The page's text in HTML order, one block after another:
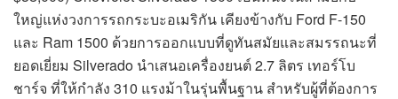
ใหญ่แห่งวงการรถกระบะอเมริกัน เคียงข้างกับ Ford F-150
และ Ram 1500 ด้วยการออกแบบที่ดูทันสมัยและสมรรถนะที่
ยอดเยี่ยม Silverado นำเสนอเครื่องยนต์ 2.7 ลิตร เทอร์โบ
ชาร์จ ที่ให้กำลัง 310 แรงม้าในรุ่นพื้นฐาน สำหรับผู้ที่ต้องการ